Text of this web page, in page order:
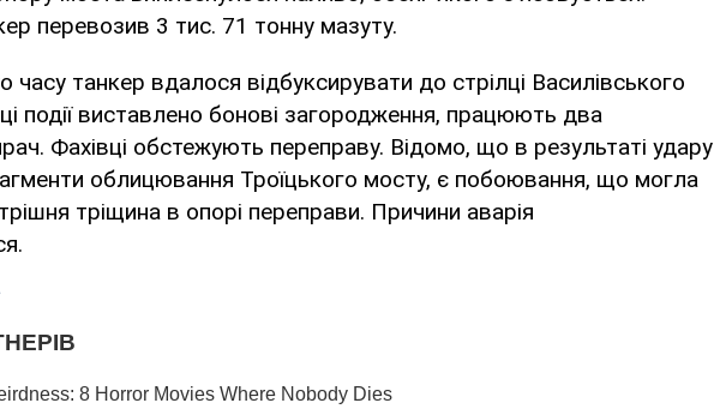
перевозив 3 тис. 71 тонну мазуту.
часу танкер вдалося відбуксирувати до стрілці Василівського
події виставлено бонові загородження, працюють два
Фахівці обстежують переправу. Відомо, що в результаті удару
облицювання Троїцького мосту, є побоювання, що могла
тріщина в опорі переправи. Причини аварія